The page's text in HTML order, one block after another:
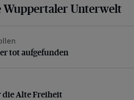
Wuppertaler Unterwelt
tot aufgefunden
tot aufgefunden
Alte Freiheit
Alte Freiheit